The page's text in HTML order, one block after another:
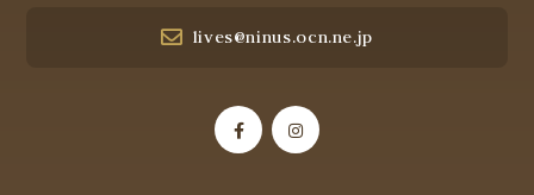
lives@ninus.ocn.ne.jp